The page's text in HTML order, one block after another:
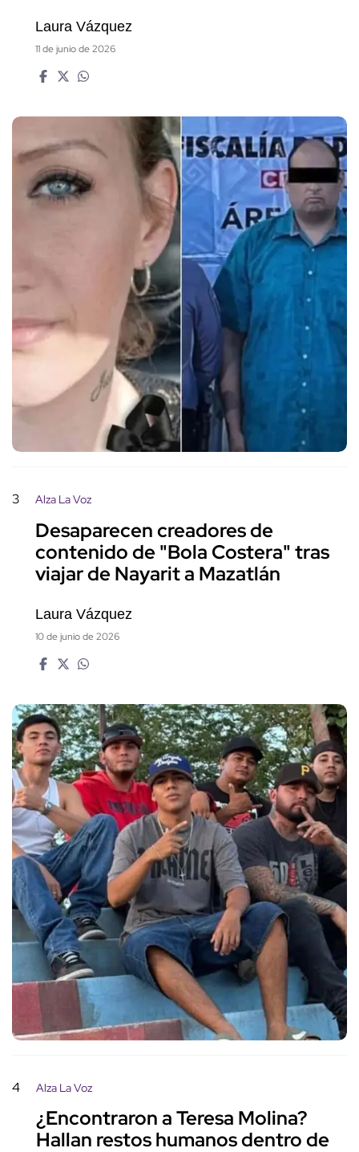
Laura Vázquez
11 de junio de 2026
3 Alza La Voz
Desaparecen creadores de
contenido de "Bola Costera" tras
viajar de Nayarit a Mazatlán
Laura Vázquez
10 de junio de 2026
4 Alza La Voz
¿Encontraron a Teresa Molina?
Hallan restos humanos dentro de